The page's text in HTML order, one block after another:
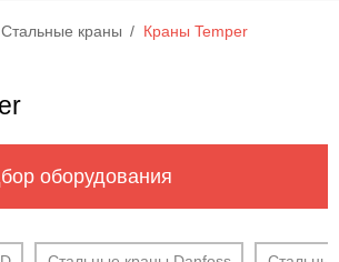
Стальные краны Краны Temper
оборудования